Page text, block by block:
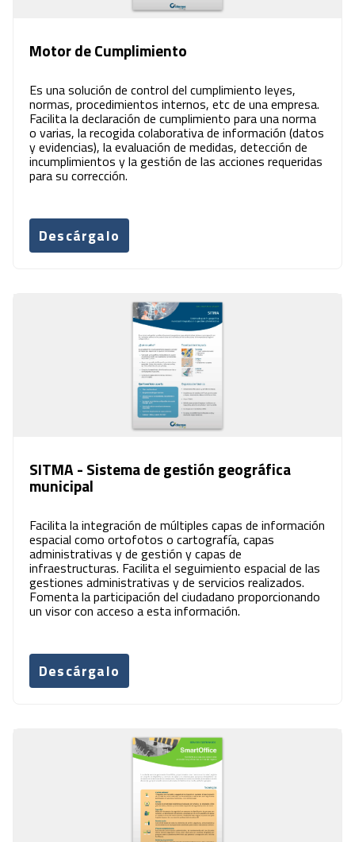
Motor de Cumplimiento
Es una solución de control del cumplimiento leyes,
normas, procedimientos internos, etc de una empresa.
Facilita la declaración de cumplimiento para una norma
o varias, la recogida colaborativa de información (datos
y evidencias), la evaluación de medidas, detección de
incumplimientos y la gestión de las acciones requeridas
para su corrección.
Descárgalo
SITMA - Sistema de gestión geográfica
municipal
Facilita la integración de múltiples capas de información
espacial como ortofotos o cartografía, capas
administrativas y de gestión y capas de
infraestructuras. Facilita el seguimiento espacial de las
gestiones administrativas y de servicios realizados.
Fomenta la participación del ciudadano proporcionando
un visor con acceso a esta información.
Descárgalo